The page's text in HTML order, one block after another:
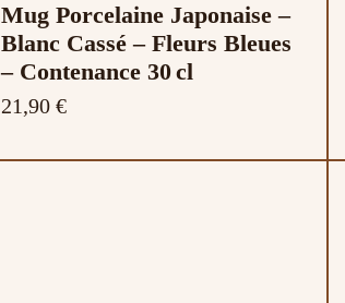
Mug Porcelaine Japonaise –
Blanc Cassé – Fleurs Bleues
– Contenance 30 cl
21,90 €